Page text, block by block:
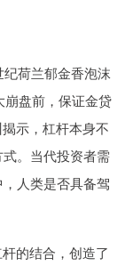
荷兰郁金香泡沫
崩盘前，保证金贷
示，杠杆本身不
。当代投资者需
人类是否具备驾
的结合，创造了